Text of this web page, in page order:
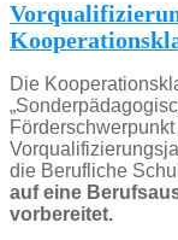
Die
die Berufliche
auf eine
vorbereitet.